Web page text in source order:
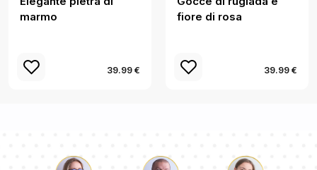
marmo
39.99 €
fiore di rosa
39.99 €